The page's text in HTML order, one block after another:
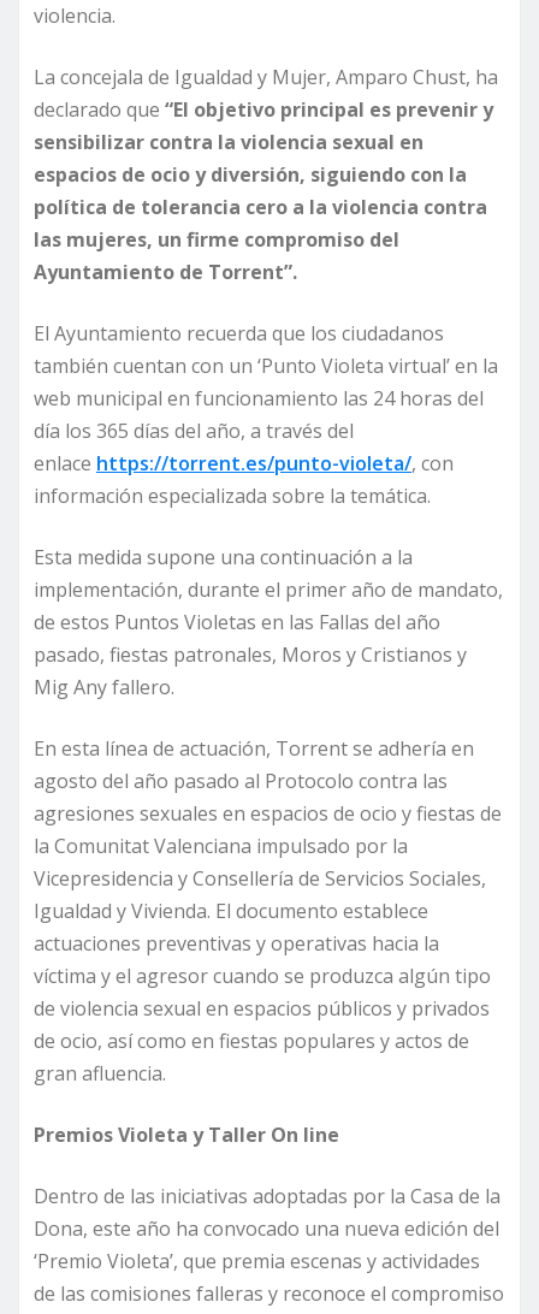
violencia.
La concejala de Igualdad y Mujer, Amparo Chust, ha
declarado que “El objetivo principal es prevenir y
sensibilizar contra la violencia sexual en
espacios de ocio y diversión, siguiendo con la
política de tolerancia cero a la violencia contra
las mujeres, un firme compromiso del
Ayuntamiento de Torrent”.
El Ayuntamiento recuerda que los ciudadanos
también cuentan con un ‘Punto Violeta virtual’ en la
web municipal en funcionamiento las 24 horas del
día los 365 días del año, a través del
enlace https://torrent.es/punto-violeta/, con
información especializada sobre la temática.
Esta medida supone una continuación a la
implementación, durante el primer año de mandato,
de estos Puntos Violetas en las Fallas del año
pasado, fiestas patronales, Moros y Cristianos y
Mig Any fallero.
En esta línea de actuación, Torrent se adhería en
agosto del año pasado al Protocolo contra las
agresiones sexuales en espacios de ocio y fiestas de
la Comunitat Valenciana impulsado por la
Vicepresidencia y Consellería de Servicios Sociales,
Igualdad y Vivienda. El documento establece
actuaciones preventivas y operativas hacia la
víctima y el agresor cuando se produzca algún tipo
de violencia sexual en espacios públicos y privados
de ocio, así como en fiestas populares y actos de
gran afluencia.
Premios Violeta y Taller On line
Dentro de las iniciativas adoptadas por la Casa de la
Dona, este año ha convocado una nueva edición del
‘Premio Violeta’, que premia escenas y actividades
de las comisiones falleras y reconoce el compromiso